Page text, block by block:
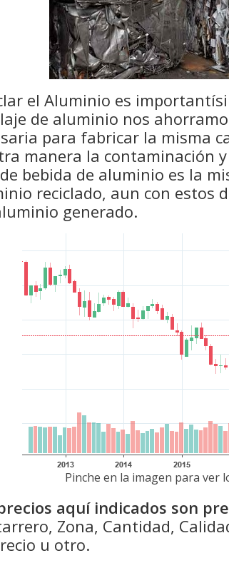
el Aluminio es
de aluminio nos
para fabricar la misma
manera la contaminación
bebida de aluminio es la
reciclado, aun con estos
generado.
Pinche en la imagen para ver
aquí indicados son
Zona, Cantidad,
u otro.